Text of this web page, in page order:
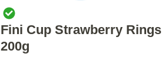
Fini Cup Strawberry Rings
200g